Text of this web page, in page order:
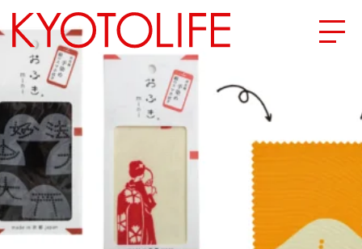
エリアから探す
地図から探す
カテゴリーから探す
SPECIAL